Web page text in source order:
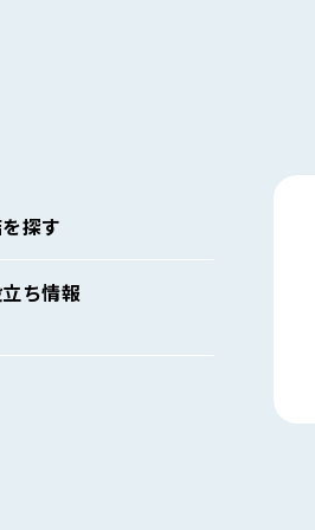
管理措置に関する事項」、「質問お
その任務等についての規程を整備し
探す
ち情報